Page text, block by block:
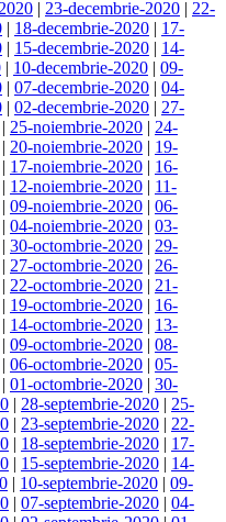
| 23-decembrie-2020 | 22-
| 18-decembrie-2020 | 17-
| 15-decembrie-2020 | 14-
| 10-decembrie-2020 | 09-
| 07-decembrie-2020 | 04-
| 02-decembrie-2020 | 27-
| 25-noiembrie-2020 | 24-
| 20-noiembrie-2020 | 19-
| 17-noiembrie-2020 | 16-
| 12-noiembrie-2020 | 11-
| 09-noiembrie-2020 | 06-
| 04-noiembrie-2020 | 03-
| 30-octombrie-2020 | 29-
| 27-octombrie-2020 | 26-
| 22-octombrie-2020 | 21-
| 19-octombrie-2020 | 16-
| 14-octombrie-2020 | 13-
| 09-octombrie-2020 | 08-
| 06-octombrie-2020 | 05-
| 01-octombrie-2020 | 30-
| 28-septembrie-2020 | 25-
| 23-septembrie-2020 | 22-
| 18-septembrie-2020 | 17-
| 15-septembrie-2020 | 14-
| 10-septembrie-2020 | 09-
| 07-septembrie-2020 | 04-